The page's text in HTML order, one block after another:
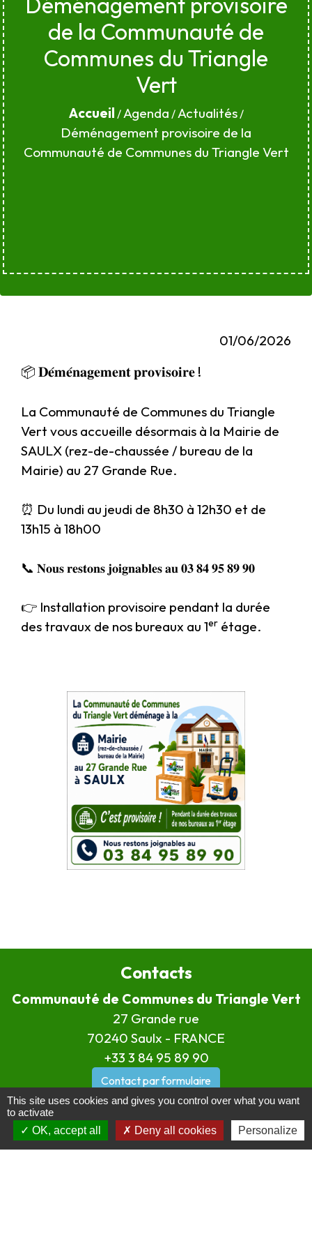
de la Communauté de
Communes du Triangle
Vert
Accueil / Agenda / Actualités/
Déménagement provisoire de la
Communauté de Communes du Triangle Vert
01/06/2026
📦 𝐃𝐞́𝐦𝐞́𝐧𝐚𝐠𝐞𝐦𝐞𝐧𝐭 𝐩𝐫𝐨𝐯𝐢𝐬𝐨𝐢𝐫𝐞 !
La Communauté de Communes du Triangle
Vert vous accueille désormais à la Mairie de
SAULX (rez-de-chaussée / bureau de la
Mairie) au 27 Grande Rue.
⏰ Du lundi au jeudi de 8h30 à 12h30 et de
13h15 à 18h00
📞 𝐍𝐨𝐮𝐬 𝐫𝐞𝐬𝐭𝐨𝐧𝐬 𝐣𝐨𝐢𝐠𝐧𝐚𝐛𝐥𝐞𝐬 𝐚𝐮 𝟎𝟑 𝟖𝟒 𝟗𝟓 𝟖𝟗 𝟗𝟎
👉 Installation provisoire pendant la durée
des travaux de nos bureaux au 1er étage.
Contacts
Communauté de Communes du Triangle Vert
27 Grande rue
70240 Saulx - FRANCE
+33 3 84 95 89 90
Contact par formulaire
Horaires d'ouverture
Du lundi au jeudi de 8H30 à 12H30 et de 13H15 à
This site uses cookies and gives you control over what you want
to activate
OK, accept all
Deny all cookies Personalize